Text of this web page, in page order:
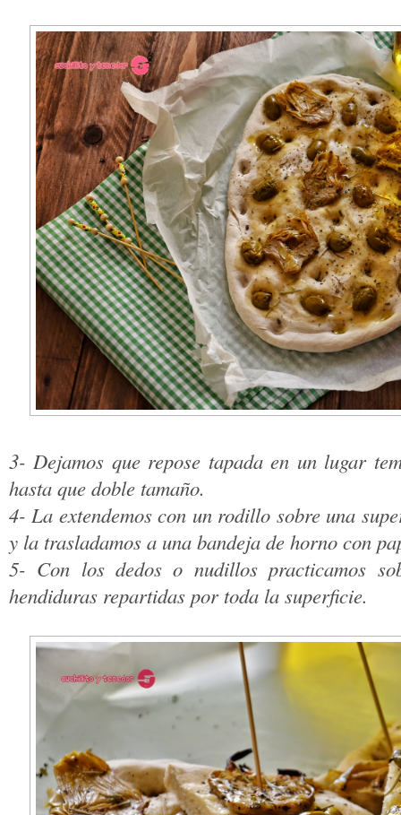
3- Dejamos que repose tapada en un lugar
hasta que doble tamaño.
4- La extendemos con un rodillo sobre una
y la trasladamos a una bandeja de horno con
5- Con los dedos o nudillos practicamos
hendiduras repartidas por toda la superficie.